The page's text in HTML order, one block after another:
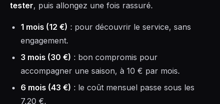
tester, puis allongez une fois rassuré.
1 mois (12 €) : pour découvrir le service, sans
engagement.
3 mois (30 €) : bon compromis pour
accompagner une saison, à 10 € par mois.
6 mois (43 €) : le coût mensuel passe sous les
7,20 €.